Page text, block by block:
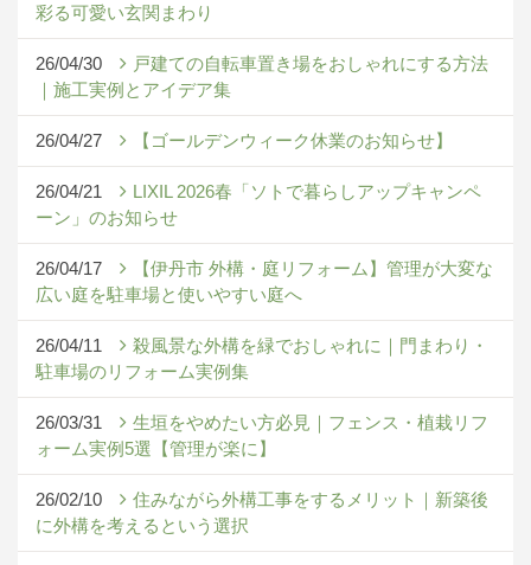
彩る可愛い玄関まわり
26/04/30
戸建ての自転車置き場をおしゃれにする方法
｜施工実例とアイデア集
26/04/27 【ゴールデンウィーク休業のお知らせ】
26/04/21
LIXIL 2026春「ソトで暮らしアップキャンペ
ーン」のお知らせ
26/04/17
【伊丹市 外構・庭リフォーム】管理が大変な
広い庭を駐車場と使いやすい庭へ
26/04/11
殺風景な外構を緑でおしゃれに｜門まわり・
駐車場のリフォーム実例集
26/03/31
生垣をやめたい方必見｜フェンス・植栽リフ
ォーム実例5選【管理が楽に】
26/02/10
住みながら外構工事をするメリット｜新築後
に外構を考えるという選択